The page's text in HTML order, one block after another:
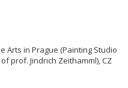
Arts in Prague (Painting Studio
prof. Jindrich Zeithamml), CZ